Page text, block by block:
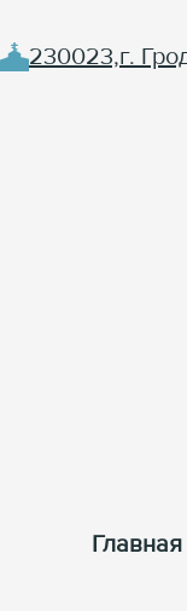
230023,г.
Главная